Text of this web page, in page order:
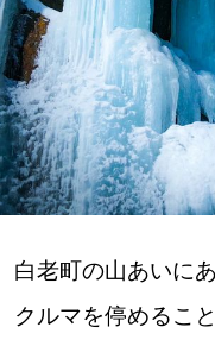
SitakkeTV
LOCAL ローカルエリア
all
道北
白老町の山あいに
クルマを停めるこ